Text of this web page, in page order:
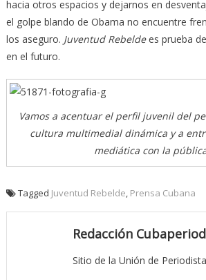
hacia otros espacios y dejarnos en
el golpe blando de Obama no encuentre
los aseguro. Juventud Rebeldees prueba
en el futuro.
Vamos a acentuar el perfil juvenil del
cultura multimedial dinámica y a
mediática con la
Tagged Juventud Rebelde, Prensa Cubana
Redacción
Sitio de la Unión de